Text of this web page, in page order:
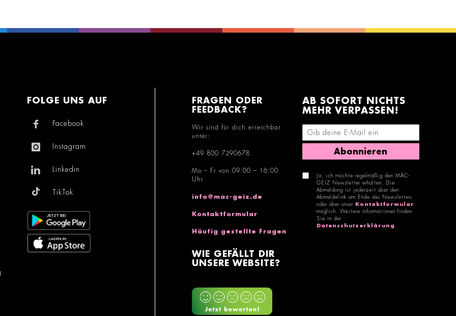
FOLGE UNS AUF
Facebook
Instagram
Linkedin
TikTok
FRAGEN ODER
FEEDBACK?
Wir sind für dich erreichbar
unter:
+49 800 7290678
Mo – Fr von 09:00 – 16:00
Uhr
info@mac-geiz.de
Kontaktformular
Häufig gestellte Fragen
WIE GEFÄLLT DIR
UNSERE WEBSITE?
AB SOFORT NICHTS
MEHR VERPASSEN!
E-Mail-Adresse eingeben
Abonnieren
Ja, ich möchte regelmäßig den MÄC-
GEIZ Newsletter erhalten. Die
Abmeldung ist jederzeit über den
Abmeldelink am Ende des Newsletters
oder über unser
Kontaktformular
möglich. Weitere Informationen finden
Sie in der
Datenschutzerklärung .